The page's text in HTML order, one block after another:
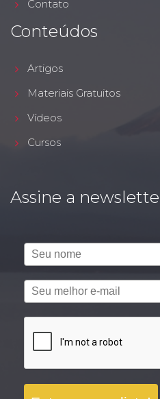
Contato
Conteúdos
Artigos
Materiais Gratuitos
Vídeos
Cursos
Assine a